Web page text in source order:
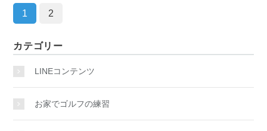
1 2
カテゴリー
LINEコンテンツ
お家でゴルフの練習